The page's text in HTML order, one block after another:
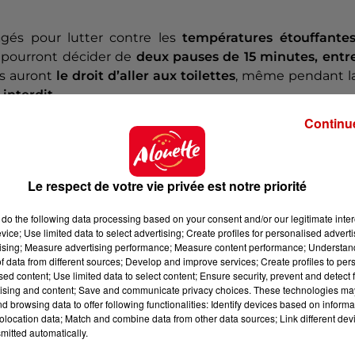
pour lutter contre lestempératures étouffantes
pourront décider de deux pauses de 15 minutes,
auront le droit d’aller aux toilettes, même pendant
interdit.
élève :
vous avez 30 élèves côte à côte […] On est sur des
concernantles épreuves du brevetprévues en début
.
la chaleur
. Près de10 000 candidats sur 130 000ont vu
les oraux anticipés de français et des épreuves
en début d’après-midi
Le respect de votre vie privée est notre priorité
do the following data processing based on your consent and/or our legitimate
Use limited data to select advertising; Create profiles for personalised
Measure advertising performance; Measure content performance;
data from different sources; Develop and improve services; Create profiles to
content; Use limited data to select content; Ensure security, prevent and detect
and content; Save and communicate privacy choices. These technologies
browsing data to offer following functionalities: Identify devices based on
data; Match and combine data from other data sources; Link different
automatically.